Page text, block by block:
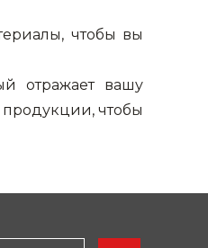
чтобы вы
отражает вашу
чтобы